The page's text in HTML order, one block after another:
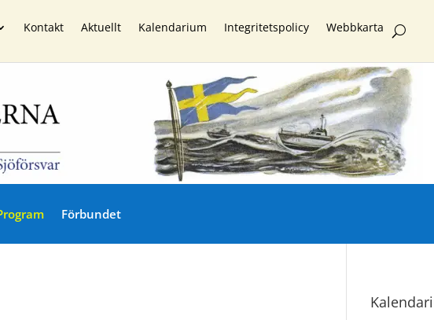
Kontakt Aktuellt Kalendarium Integritetspolicy Webbkarta
Förbundet